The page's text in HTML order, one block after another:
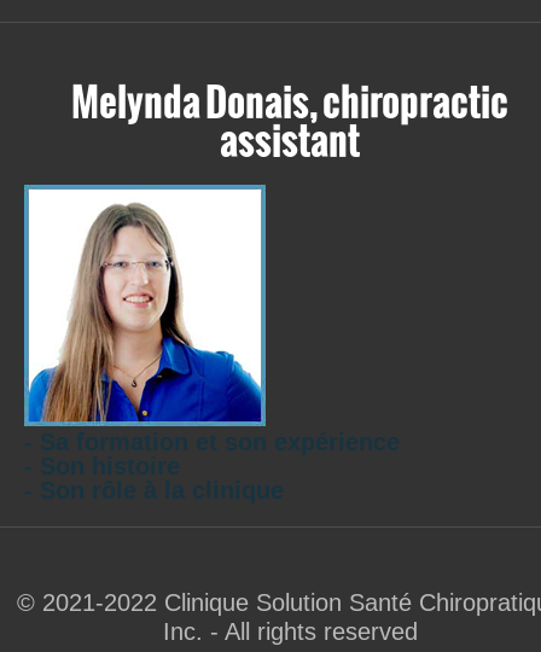
Melynda Donais, chiropractic
assistant
- Sa formation et son expérience
- Son histoire
- Son rôle à la clinique
© 2021-2022 Clinique Solution Santé
Inc. - All rights reserved